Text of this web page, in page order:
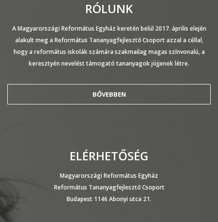
RÓLUNK
A Magyarországi Református Egyház keretén belül 2017. április elején
alakult meg a Református Tananyagfejlesztő Csoport azzal a céllal,
hogy a református iskolák számára szakmailag magas színvonalú, a
keresztyén nevelést támogató tananyagok jöjjenek létre.
BŐVEBBEN
ELÉRHETŐSÉG
Magyarországi Református Egyház
Református Tananyagfejlesztő Csoport
Budapest 1146 Abonyi utca 21.